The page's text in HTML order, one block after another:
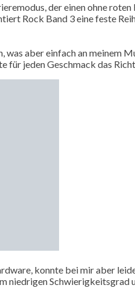
der einen ohne
Rock Band 3 eine feste
aber einfach an
jeden Geschmack das
konnte bei mir aber
niedrigen